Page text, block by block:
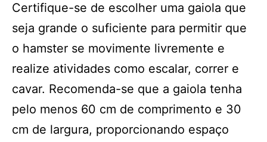
Certifique-se de escolher uma gaiola que
seja grande o suficiente para permitir que
o hamster se movimente livremente e
realize atividades como escalar, correr e
cavar. Recomenda-se que a gaiola tenha
pelo menos 60 cm de comprimento e 30
cm de largura, proporcionando espaço